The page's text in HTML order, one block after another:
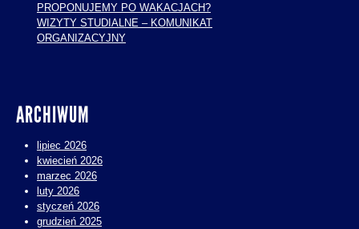
PROPONUJEMY PO WAKACJACH?
WIZYTY STUDIALNE – KOMUNIKAT
ORGANIZACYJNY
ARCHIWUM
lipiec 2026
kwiecień 2026
marzec 2026
luty 2026
styczeń 2026
grudzień 2025